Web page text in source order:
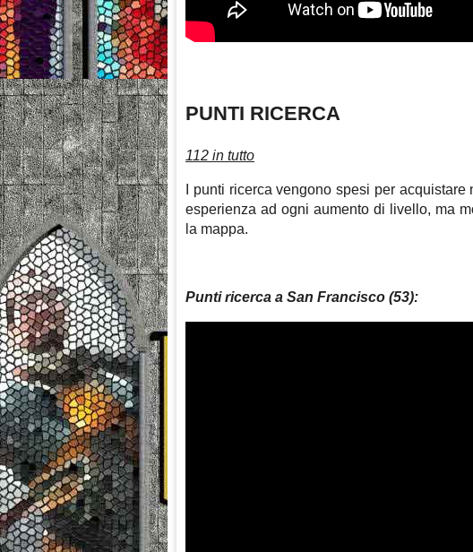
PUNTI RICERCA
112 in tutto
I punti ricerca vengono spesi per
esperienza ad ogni aumento di livello, ma
la mappa.
Punti ricerca a San Francisco (53):